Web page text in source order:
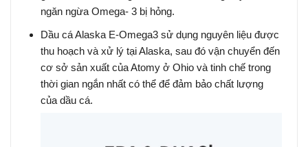
ngăn ngừa Omega- 3 bị hỏng.
Dầu cá Alaska E-Omega3 sử dụng nguyên liệu được
thu hoạch và xử lý tại Alaska, sau đó vận chuyển đến
cơ sở sản xuất của Atomy ở Ohio và tinh chế trong
thời gian ngắn nhất có thể để đảm bảo chất lượng
của dầu cá.